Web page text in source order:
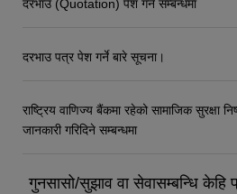
दरभाउ (Quotation) पेश गर्ने सम्बन्धमा
दरभाउ पत्र पेश गर्ने बारे सूचना।
राष्ट्रिय वाणिज्य बैंकमा रहेको सामाजिक सुरक्षा
जानकारी गरिदिने सम्बन्धमा
गुनसासो/सुझाव वा सेवासम्बन्धि केहि